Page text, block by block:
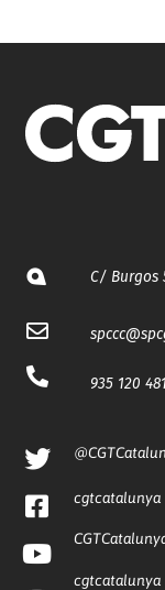
C/ Burgos
spccc@
935 120 481
cgtcatalunya
cgtcatalunya